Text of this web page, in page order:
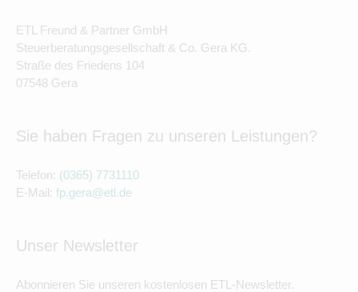
ETL Freund & Partner GmbH
Steuerberatungsgesellschaft & Co. Gera KG.
Straße des Friedens 104
07548 Gera
Sie haben Fragen zu unseren Leistungen?
Telefon: (0365) 7731110
E-Mail: fp.gera@etl.de
Unser Newsletter
Abonnieren Sie unseren kostenlosen ETL-Newsletter.